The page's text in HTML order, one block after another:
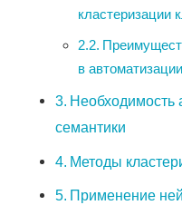
кластеризации
в
Необходимость
семантики
Методы
Применение